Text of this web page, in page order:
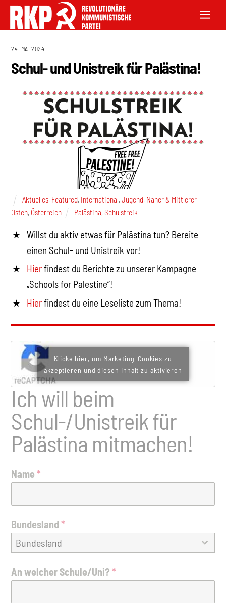
24. MAI 2024
Schul- und Unistreik für Palästina!
Aktuelles, Featured, International, Jugend, Naher & Mittlerer
Osten, Österreich Palästina, Schulstreik
Willst du aktiv etwas für Palästina tun? Bereite
einen Schul- und Unistreik vor!
Hierfindest du Berichte zu unserer Kampagne
„Schools for Palestine“!
Hierfindest du eine Leseliste zum Thema!
Klicke hier, um Marketing-Cookies zu
akzeptieren und diesen Inhalt zu aktivieren
Ich will beim
Schul-/Unistreik für
Palästina mitmachen!
Name*
Bundesland*
Bundesland
An welcher Schule/Uni?*